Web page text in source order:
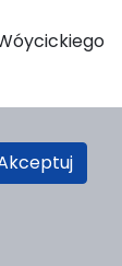
5, domek